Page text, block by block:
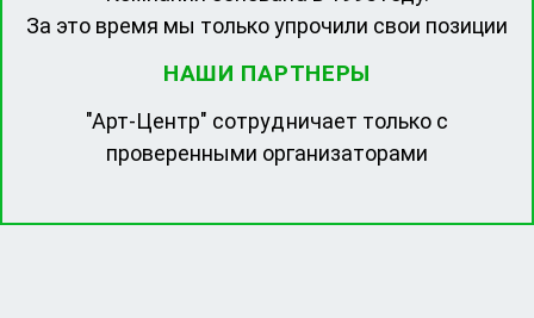
За это время мы только упрочили свои позиции
НАШИ ПАРТНЕРЫ
"Арт-Центр" сотрудничает только с
проверенными организаторами